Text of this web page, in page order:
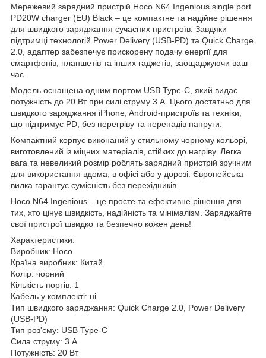
Мережевий зарядний пристрій Hoco N64 Ingenious single port
PD20W charger (EU) Black – це компактне та надійне рішення
для швидкого заряджання сучасних пристроїв. Завдяки
підтримці технологій Power Delivery (USB-PD) та Quick Charge
2.0, адаптер забезпечує прискорену подачу енергії для
смартфонів, планшетів та інших гаджетів, заощаджуючи ваш
час.
Модель оснащена одним портом USB Type-C, який видає
потужність до 20 Вт при силі струму 3 А. Цього достатньо для
швидкого заряджання iPhone, Android-пристроїв та техніки,
що підтримує PD, без перегріву та перепадів напруги.
Компактний корпус виконаний у стильному чорному кольорі,
виготовлений із міцних матеріалів, стійких до нагріву. Легка
вага та невеликий розмір роблять зарядний пристрій зручним
для використання вдома, в офісі або у дорозі. Європейська
вилка гарантує сумісність без перехідників.
Hoco N64 Ingenious – це просте та ефективне рішення для
тих, хто цінує швидкість, надійність та мінімалізм. Заряджайте
свої пристрої швидко та безпечно кожен день!
Характеристики:
Виробник: Hoco
Країна виробник: Китай
Колір: чорний
Кількість портів: 1
Кабель у комплекті: ні
Тип швидкого заряджання: Quick Charge 2.0, Power Delivery
(USB-PD)
Тип роз'єму: USB Type-C
Сила струму: 3 А
Потужність: 20 Вт